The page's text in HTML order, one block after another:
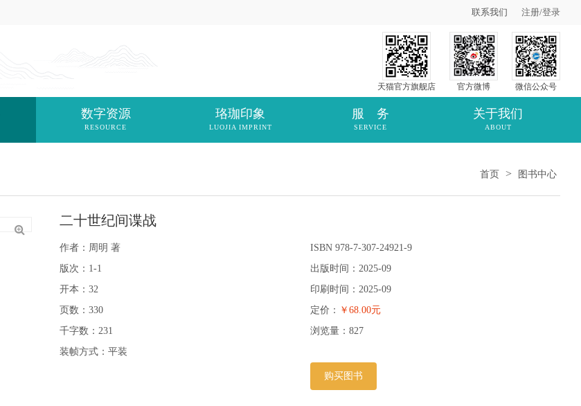
联系我们 注册/登录
天猫官方旗舰店 官方微博 微信公众号
数字资源
RESOURCE
珞珈印象
LUOJIA IMPRINT
服 务
SERVICE
关于我们
ABOUT
首页 > 图书中心
二十世纪间谍战
作者：周明 著
版次：1-1
开本：32
页数：330
千字数：231
装帧方式：平装
ISBN 978-7-307-24921-9
出版时间：2025-09
印刷时间：2025-09
定价： ￥68.00元
浏览量： 827
购买图书